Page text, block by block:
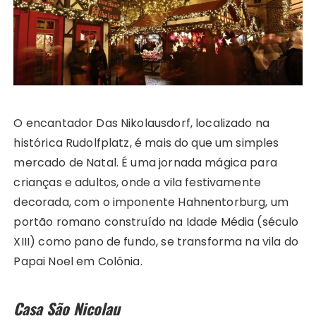
O encantador Das Nikolausdorf, localizado na
histórica Rudolfplatz, é mais do que um simples
mercado de Natal. É uma jornada mágica para
crianças e adultos, onde a vila festivamente
decorada, com o imponente Hahnentorburg, um
portão romano construído na Idade Média (século
XIII) como pano de fundo, se transforma na vila do
Papai Noel em Colônia.
Casa São Nicolau